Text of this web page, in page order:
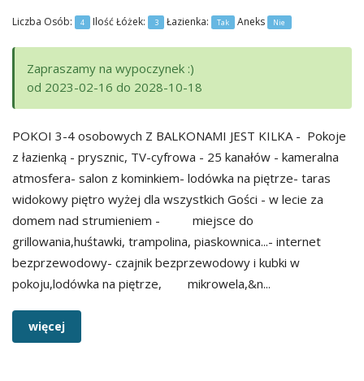
Liczba Osób: 4 Ilość Łóżek: 3 Łazienka: Tak Aneks Nie
Zapraszamy na wypoczynek :)
od 2023-02-16 do 2028-10-18
POKOI 3-4 osobowych Z BALKONAMI JEST KILKA - Pokoje
z łazienką - prysznic, TV-cyfrowa - 25 kanałów - kameralna
atmosfera- salon z kominkiem- lodówka na piętrze- taras
widokowy piętro wyżej dla wszystkich Gości - w lecie za
domem nad strumieniem - miejsce do
grillowania,huśtawki, trampolina, piaskownica...- internet
bezprzewodowy- czajnik bezprzewodowy i kubki w
pokoju,lodówka na piętrze, mikrowela,&n...
więcej